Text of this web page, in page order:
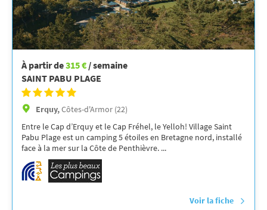
À partir de315 € / semaine
SAINT PABU PLAGE
Erquy,Côtes-d'Armor (22)
Entre le Cap d’Erquy et le Cap Fréhel, le Yelloh! Village Saint
Pabu Plage est un camping 5 étoiles en Bretagne nord, installé
face à la mer sur la Côte de Penthièvre. ...
Voir la fiche